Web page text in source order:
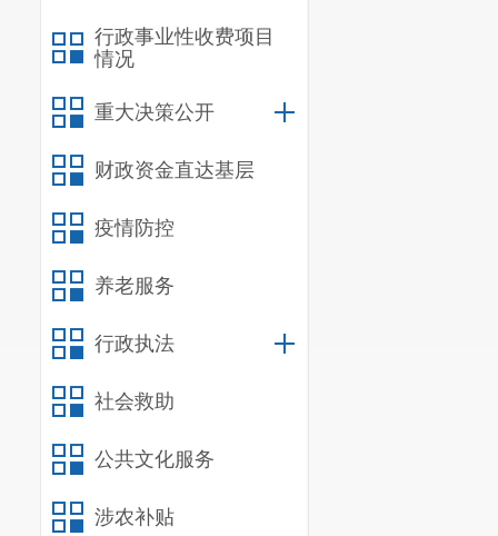
行政事业性收费项目
情况
重大决策公开
财政资金直达基层
疫情防控
养老服务
行政执法
社会救助
公共文化服务
涉农补贴